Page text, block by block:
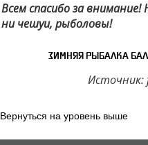
Всем спасибо за внимание!
ни чешуи, рыболовы!
ЗИМНЯЯ РЫБАЛКА
Источник:
Вернуться на уровень выше